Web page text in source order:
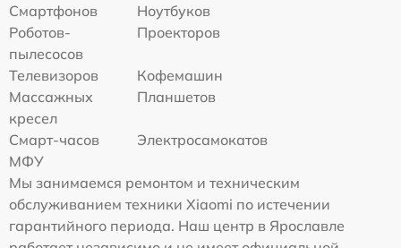
Смартфонов
Ноутбуков
Роботов-
пылесосов
Проекторов
Телевизоров
Кофемашин
Массажных
кресел
Планшетов
Смарт-часов
Электросамокатов
МФУ
Мы занимаемся ремонтом и техническим
обслуживанием техники Xiaomi по истечении
гарантийного периода. Наш центр в Ярославле